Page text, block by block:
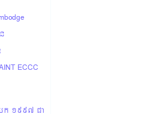
ECCC
ក ១៩៩៧ ជា